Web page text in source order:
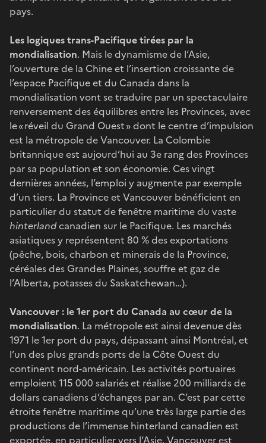
pays.
Les logiques trans-Pacifique tirées par la
mondialisation. Mais le dynamisme de l’Asie,
l’ouverture de la Chine et l’insertion croissante de
l’espace Pacifique et du Canada dans la
mondialisation vont se traduire par un spectaculaire
renversement des équilibres entre les Provinces, avec
le « réveil du Grand Ouest » dont le centre d’impulsion
est la métropole de Vancouver. La Colombie
britannique est aujourd’hui au 3e rang des Provinces
par sa population et son économie. Ces vingt
dernières années, l’emploi y augmente par exemple
d’un tiers. La Province et Vancouver bénéficient en
particulier du statut de fenêtre maritime du vaste
hinterlandcanadien sur le Pacifique. Les marchés
asiatiques y représentent 80 % des exportations
(pêche, bois, charbon et minerais de la Province,
céréales des Grandes Plaines, souffre et gaz de
l’Alberta, potasses du Saskatchewan…).
Vancouver : le 1er port du Canada au cœur de la
mondialisation. La métropole est ainsi devenue dès
1971 le 1er port du pays, dépassant ainsi Montréal, et
l’un des plus grands ports de la Côte Ouest du
continent nord-américain. Les activités portuaires
emploient 115 000 salariés et réalise 200 milliards de
dollars canadiens d’échanges par an. C’est par cette
étroite fenêtre maritime qu’une très large partie des
productions de l’immense hinterland canadien est
exportée, en particulier vers l’Asie. Vancouver est